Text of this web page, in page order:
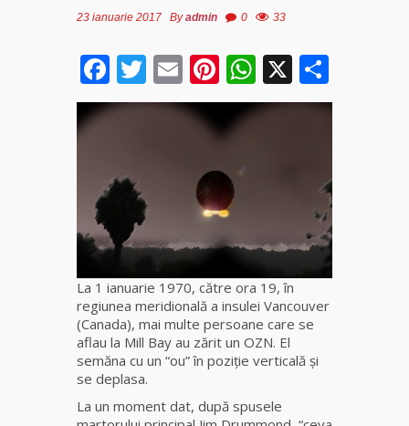
Clarvăzătoarea
Elena Natașa
magiei
negre
Tămăduitoarea
Ana Maria
Vrăjitoarea
a revenit
23 ianuarie 2017 Byadmin 0 33
Facebook
Twitter
EmailPinterest
WhatsApp
X
La 1 ianuarie 1970, către ora 19, în
regiunea meridională a insulei Vancouver
(Canada), mai multe persoane care se
aflau la Mill Bay au zărit un OZN. El
semăna cu un “ou” în poziţie verticală şi
se deplasa.
La un moment dat, după spusele